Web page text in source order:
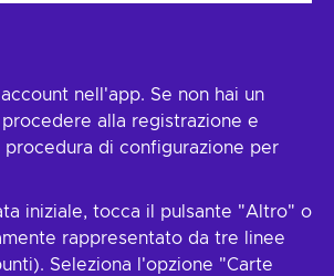
nell'app. Se non hai un
alla registrazione e
di configurazione per
iniziale, tocca il pulsante "Altro" o
rappresentato da tre linee
Seleziona l'opzione "Carte